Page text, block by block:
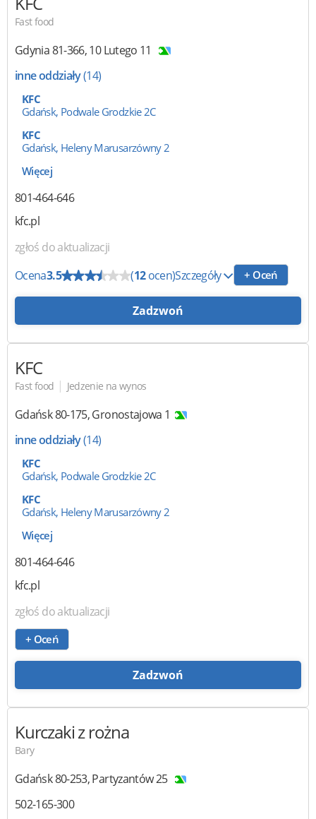
Fast food
Gdynia81-366,10 Lutego 11
inne oddziały(14)
KFC
Gdańsk, Podwale Grodzkie 2C
KFC
Gdańsk, Heleny Marusarzówny 2
Więcej
801-464-646
kfc.pl
zgłoś do aktualizacji
Ocena3.5 (12ocen)Szczegóły + Oceń
Zadzwoń
KFC
Fast food | Jedzenie na wynos
Gdańsk80-175,Gronostajowa 1
inne oddziały(14)
KFC
Gdańsk, Podwale Grodzkie 2C
KFC
Gdańsk, Heleny Marusarzówny 2
Więcej
801-464-646
kfc.pl
zgłoś do aktualizacji
+ Oceń
Zadzwoń
Kurczaki z rożna
Bary
Gdańsk80-253,Partyzantów 25
502-165-300